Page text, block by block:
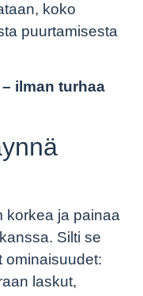
koko
puurtamisesta
ilman turhaa
korkea ja painaa
Silti se
ominaisuudet:
laskut,